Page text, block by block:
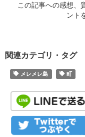
この記事への感想、
ント
関連カテゴリ・タグ
メレメレ島 町